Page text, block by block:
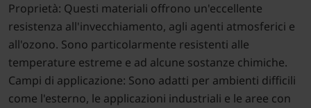
Proprietà: Questi materiali offrono un'eccellente
resistenza all'invecchiamento, agli agenti atmosferici e
all'ozono. Sono particolarmente resistenti alle
temperature estreme e ad alcune sostanze chimiche.
Campi di applicazione: Sono adatti per ambienti difficili
come l'esterno, le applicazioni industriali e le aree con